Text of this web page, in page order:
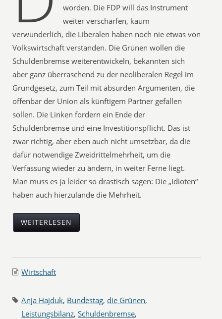
worden. Die FDP will das Instrument
weiter verschärfen, kaum
verwunderlich, die Liberalen haben noch nie etwas von
Volkswirtschaft verstanden. Die Grünen wollen die
Schuldenbremse weiterentwickeln, bekannten sich
aber ganz überraschend zu der neoliberalen Regel im
Grundgesetz, zum Teil mit absurden Argumenten, die
offenbar der Union als künftigem Partner gefallen
sollen. Die Linken fordern ein Ende der
Schuldenbremse und eine Investitionspflicht. Das ist
zwar richtig, aber eben auch nicht umsetzbar, da die
dafür notwendige Zweidrittelmehrheit, um die
Verfassung wieder zu ändern, in weiter Ferne liegt.
Man muss es ja leider so drastisch sagen: Die „Idioten“
haben auch hierzulande die Mehrheit.
WEITERLESEN
Wirtschaft
Anja Hajduk, Bundestag, die Grünen,
Leistungsbilanz,Schuldenbremse,